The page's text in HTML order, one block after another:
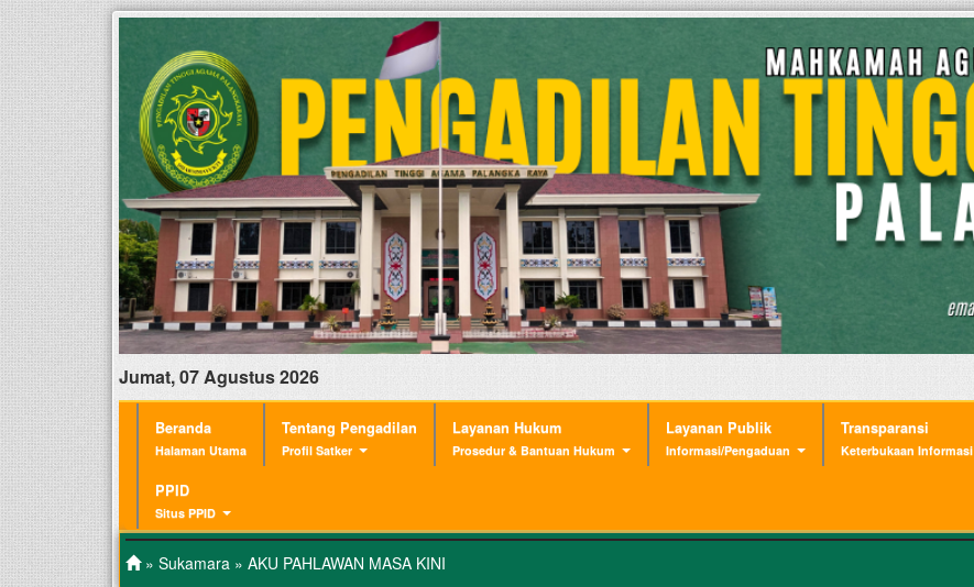
Jumat, 07 Agustus 2026
Beranda
Halaman Utama
Tentang Pengadilan
Profil Satker
Layanan Hukum
Prosedur & Bantuan Hukum
Layanan Publik
Informasi/Pengaduan
Transparansi
Keterbukaan Informasi
PPID
Situs PPID
» Sukamara » AKU PAHLAWAN MASA KINI